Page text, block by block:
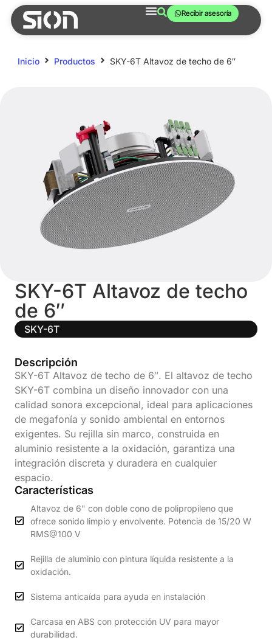
Recibir asesoría
Inicio Productos SKY-6T Altavoz de techo de 6″
SKY-6T Altavoz de techo
de 6″
SKY-6T
Descripción
SKY-6T Altavoz de techo de 6″. El altavoz de techo
SKY-6T combina un diseño innovador con una
calidad sonora excepcional, ideal para aplicaciones
de megafonía y sonido ambiental en entornos
exigentes. Su rejilla sin marco, construida en
aluminio resistente a la oxidación, garantiza una
integración discreta y duradera en cualquier
espacio.
Características
Altavoz de 6" con doble cono de polipropileno que
ofrece sonido limpio y envolvente. Potencia de 15/20 W
RMS@100 V
Rejilla de aluminio con pintura líquida resistente a la
oxidación.
Sistema anticaída para ayuda en instalación
Carcasa en ABS con protección UV para mayor
durabilidad.